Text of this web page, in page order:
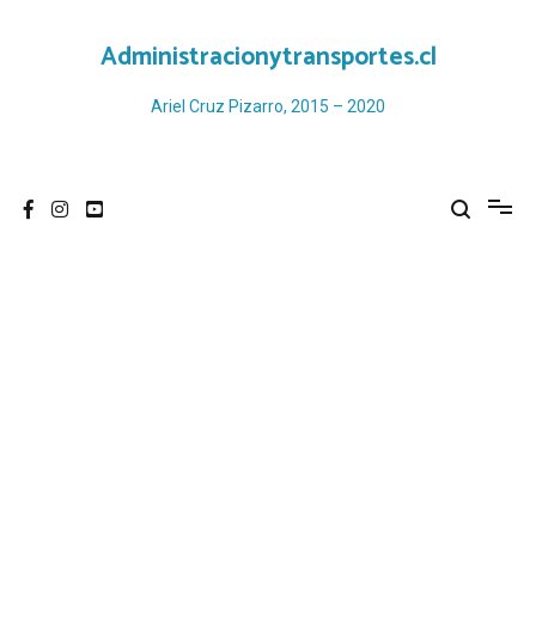
Administracionytransportes.cl
Ariel Cruz Pizarro, 2015 – 2020